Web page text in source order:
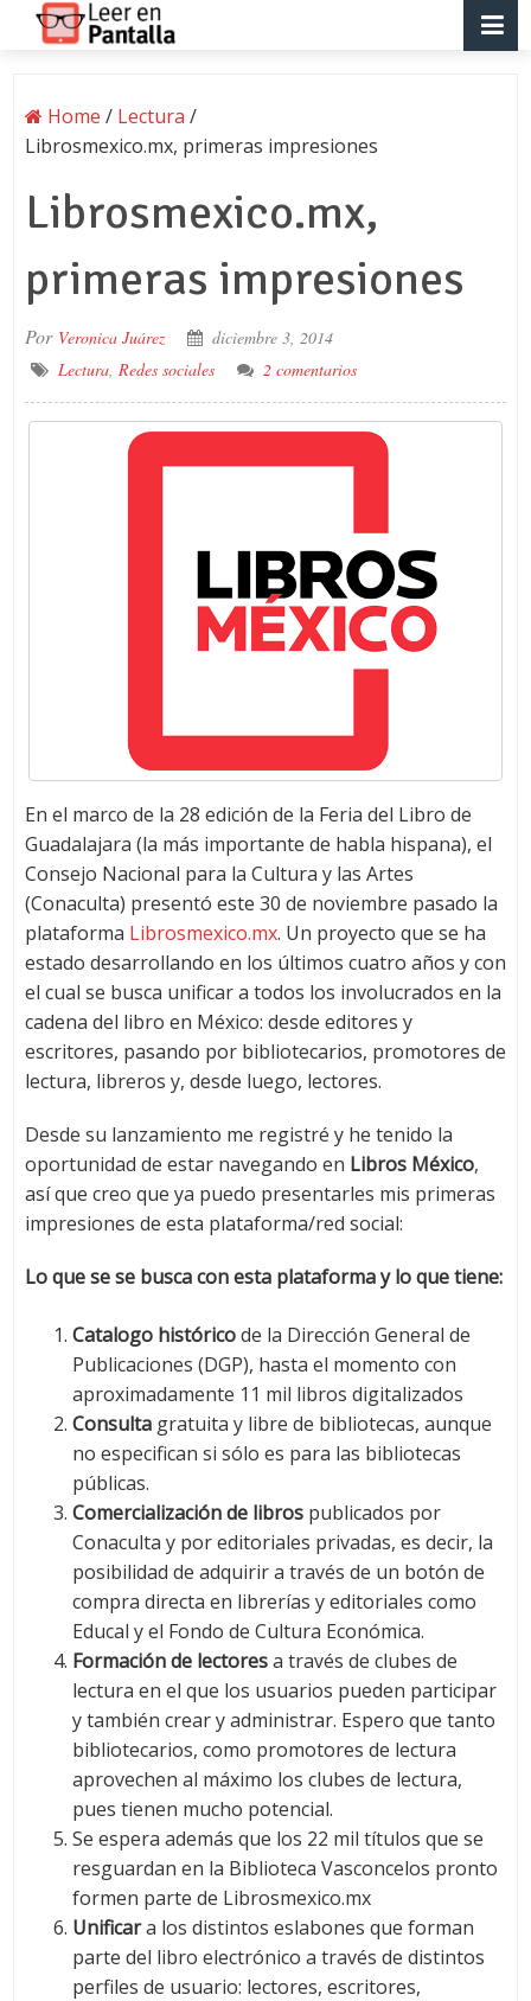
Home / Lectura /
Librosmexico.mx, primeras impresiones
Librosmexico.mx,
primeras impresiones
Por Veronica Juárez
diciembre 3, 2014
Lectura, Redes sociales 2 comentarios
En el marco de la 28 edición de la Feria del Libro de
Guadalajara (la más importante de habla hispana), el
Consejo Nacional para la Cultura y las Artes
(Conaculta) presentó este 30 de noviembre pasado la
plataforma Librosmexico.mx. Un proyecto que se ha
estado desarrollando en los últimos cuatro años y con
el cual se busca unificar a todos los involucrados en la
cadena del libro en México: desde editores y
escritores, pasando por bibliotecarios, promotores de
lectura, libreros y, desde luego, lectores.
Desde su lanzamiento me registré y he tenido la
oportunidad de estar navegando en Libros México,
así que creo que ya puedo presentarles mis primeras
impresiones de esta plataforma/red social:
Lo que se se busca con esta plataforma y lo que tiene:
Catalogo históricode la Dirección General de
Publicaciones (DGP), hasta el momento con
aproximadamente 11 mil libros digitalizados
Consultagratuita y libre de bibliotecas, aunque
no especifican si sólo es para las bibliotecas
públicas.
Comercialización de librospublicados por
Conaculta y por editoriales privadas, es decir, la
posibilidad de adquirir a través de un botón de
compra directa en librerías y editoriales como
Educal y el Fondo de Cultura Económica.
Formación de lectoresa través de clubes de
lectura en el que los usuarios pueden participar
y también crear y administrar. Espero que tanto
bibliotecarios, como promotores de lectura
aprovechen al máximo los clubes de lectura,
pues tienen mucho potencial.
Se espera además que los 22 mil títulos que se
resguardan en la Biblioteca Vasconcelos pronto
formen parte de Librosmexico.mx
Unificara los distintos eslabones que forman
parte del libro electrónico a través de distintos
perfiles de usuario: lectores, escritores,